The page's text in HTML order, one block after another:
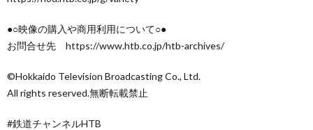
●○映像の購入や商用利用について○●
お問合せ先 https://www.htb.co.jp/htb-archives/
©Hokkaido Television Broadcasting Co., Ltd.
All rights reserved.無断転載禁止
#鉄道チャンネルHTB